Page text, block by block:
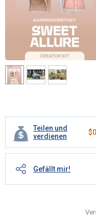
Teilen und
verdienen
$
Gefällt mir!